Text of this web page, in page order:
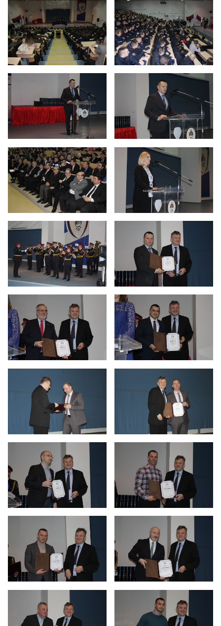
Дан отворених врата - 2019.
Годишња изложба Академије умјетности
Дан отворених врата 2022. година